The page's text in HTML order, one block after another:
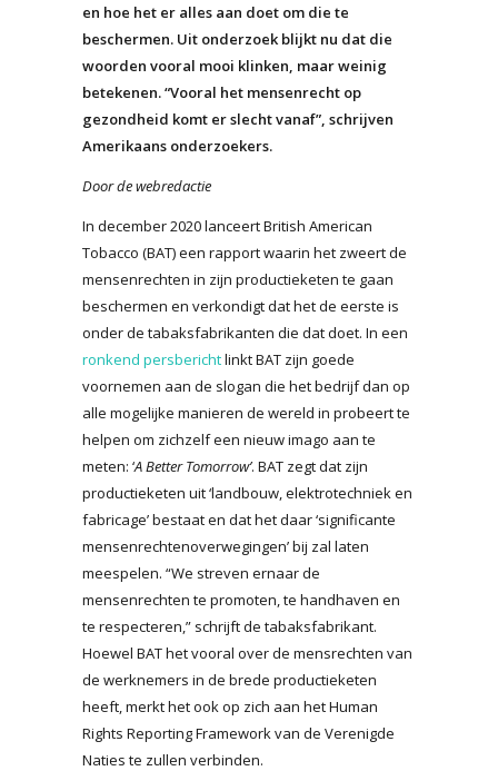
en hoe het er alles aan doet om die te
beschermen. Uit onderzoek blijkt nu dat die
woorden vooral mooi klinken, maar weinig
betekenen. “Vooral het mensenrecht op
gezondheid komt er slecht vanaf”, schrijven
Amerikaans onderzoekers.
Door de webredactie
In december 2020 lanceert British American
Tobacco (BAT) een rapport waarin het zweert de
mensenrechten in zijn productieketen te gaan
beschermen en verkondigt dat het de eerste is
onder de tabaksfabrikanten die dat doet. In een
ronkend persberichtlinkt BAT zijn goede
voornemen aan de slogan die het bedrijf dan op
alle mogelijke manieren de wereld in probeert te
helpen om zichzelf een nieuw imago aan te
meten: ‘A Better Tomorrow’. BAT zegt dat zijn
productieketen uit ‘landbouw, elektrotechniek en
fabricage’ bestaat en dat het daar ‘significante
mensenrechtenoverwegingen’ bij zal laten
meespelen. “We streven ernaar de
mensenrechten te promoten, te handhaven en
te respecteren,” schrijft de tabaksfabrikant.
Hoewel BAT het vooral over de mensrechten van
de werknemers in de brede productieketen
heeft, merkt het ook op zich aan het Human
Rights Reporting Framework van de Verenigde
Naties te zullen verbinden.